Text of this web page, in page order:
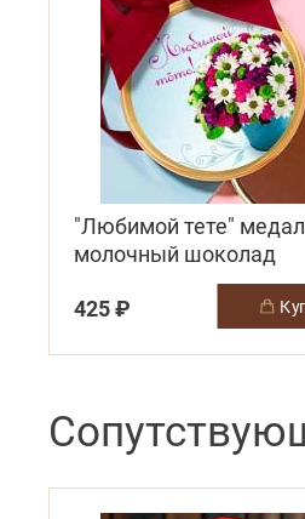
"Любимой тете"
молочный шоколад
425 ₽